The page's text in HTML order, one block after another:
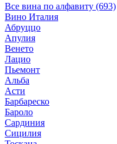
Все вина по алфавиту (693)
Вино Италия
Абруццо
Апулия
Венето
Лацио
Пьемонт
Альба
Асти
Барбареско
Бароло
Сардиния
Сицилия